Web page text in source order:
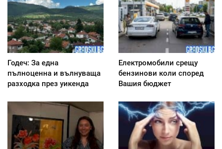
Годеч: За една
пълноценна и вълнуваща
разходка през уикенда
Електромобили срещу
бензинови коли според
Вашия бюджет